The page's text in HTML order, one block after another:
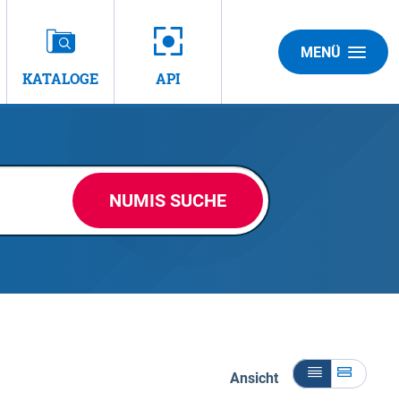
KATALOGE API
MENÜ
NUMIS SUCHE
Ansicht